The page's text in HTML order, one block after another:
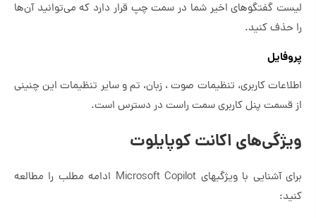
لیست گفتگوهای اخیر شما در سمت چپ قرار دارد که می‌توانید آن‌ها
را حذف کنید.
پروفایل
اطلاعات کاربری، تنظیمات صوت ، زبان، تم و سایر تنظیمات این چنینی
از قسمت پنل کاربری سمت راست در دسترس است.
ویژگی‌های اکانت کوپایلوت
برای آشنایی با ویژگی‎های Microsoft Copilot ادامه مطلب را مطالعه
کنید: